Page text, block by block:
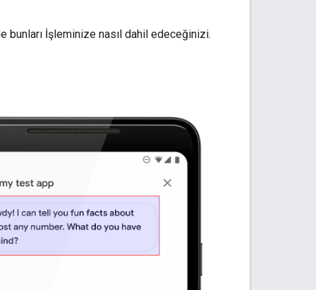
bunları İşleminize nasıl dahil edeceğinizi.